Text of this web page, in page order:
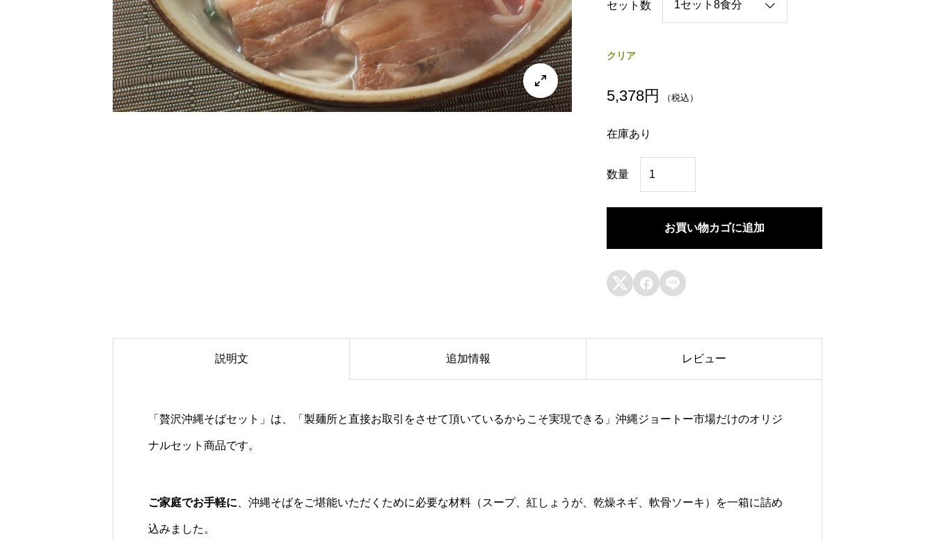

セット数
クリア
5,378円 （税込）
在庫あり
数量
縄
ば
八
お買い物カゴに追加
  
説明文 追加情報 レビュー
「贅沢沖縄そばセット」は、「製麺所と直接お取引をさせて頂いているからこそ実現できる」沖縄ジョートー市場だけのオリジ
ナルセット商品です。
ご家庭でお手軽に 、沖縄そばをご堪能いただくために必要な材料（スープ、紅しょうが、乾燥ネギ、軟骨ソーキ）を一箱に詰め
込みました。